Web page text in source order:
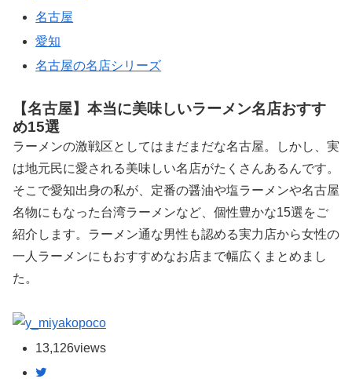
名古屋
愛知
名古屋の名店シリーズ
【名古屋】本当に美味しいラーメン名店おすす
め15選
ラーメンの激戦区としてはまだまだな名古屋。しかし、実
は地元民に愛される美味しい名店がたくさんあるんです。
そこで愛知出身の私が、定番の醤油や塩ラーメンや名古屋
名物にもなった台湾ラーメンなど、個性豊かな15選をご
紹介します。ラーメン通な男性も認める実力店から女性の
一人ラーメンにもおすすめなお店まで幅広くまとめまし
た。
poco
13,126views